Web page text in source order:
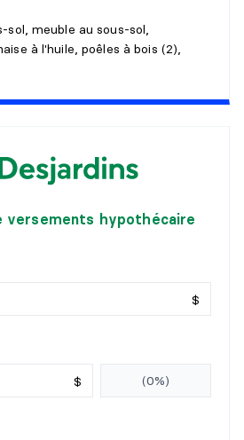
12'1"
flottant
12'0"
11'8"
sol, meuble au sous-sol,
à l'huile, poêles à bois (2),
versements hypothécaire
$
$